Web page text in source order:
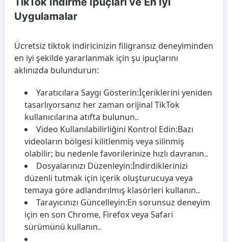
Uygulamalar
Ücretsiz tiktok indiricinizin filigransız deneyiminden
en iyi şekilde yararlanmak için şu ipuçlarını
aklınızda bulundurun:
Yaratıcılara Saygı Gösterin:İçeriklerini yeniden
tasarlıyorsanız her zaman orijinal TikTok
kullanıcılarına atıfta bulunun..
Video Kullanılabilirliğini Kontrol Edin:Bazı
videoların bölgesi kilitlenmiş veya silinmiş
olabilir; bu nedenle favorilerinize hızlı davranın..
Dosyalarınızı Düzenleyin:İndirdiklerinizi
düzenli tutmak için içerik oluşturucuya veya
temaya göre adlandırılmış klasörleri kullanın..
Tarayıcınızı Güncelleyin:En sorunsuz deneyim
için en son Chrome, Firefox veya Safari
sürümünü kullanın..